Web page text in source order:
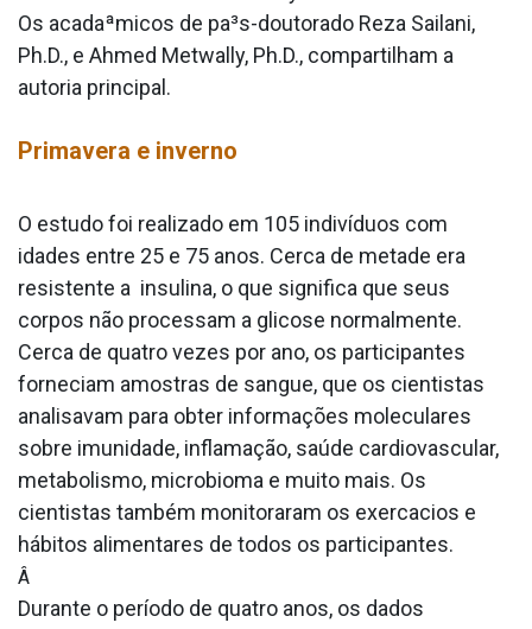
Os acadaªmicos de pa³s-doutorado Reza Sailani,
Ph.D., e Ahmed Metwally, Ph.D., compartilham a
autoria principal.
Primavera e inverno
O estudo foi realizado em 105 indivíduos com
idades entre 25 e 75 anos. Cerca de metade era
resistente a insulina, o que significa que seus
corpos não processam a glicose normalmente.
Cerca de quatro vezes por ano, os participantes
forneciam amostras de sangue, que os cientistas
analisavam para obter informações moleculares
sobre imunidade, inflamação, saúde cardiovascular,
metabolismo, microbioma e muito mais. Os
cientistas também monitoraram os exerca­cios e
hábitos alimentares de todos os participantes.
Â
Durante o período de quatro anos, os dados